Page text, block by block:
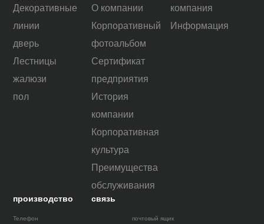
Декоративные
линии
дверь
Лестницы
жалюзи
пол
О компании
Корпоративный
фотоальбом
Сертификат
предприятия
История
компании
Корпоративная
культура
Преимущества
обслуживания
компания
Информация
производство связь
Телефон почтовый ящик